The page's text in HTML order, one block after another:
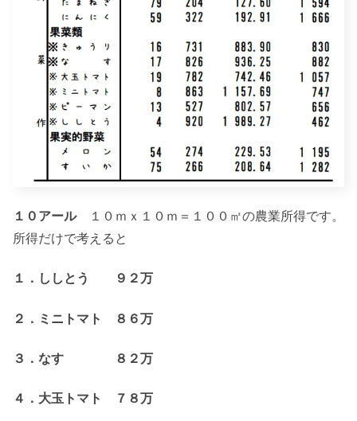
１０アール１０ｍｘ１０ｍ＝１００㎡の農業所得です。
所得だけで考えると
１．ししとう ９２万
２．ミニトマト ８６万
３．なす ８２万
４．大玉トマト ７８万